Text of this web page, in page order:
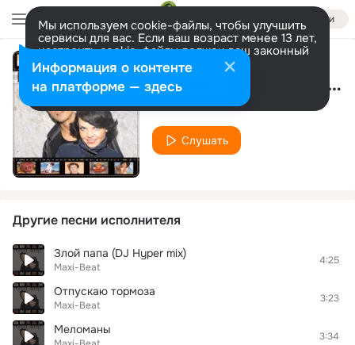
Войти
Мы используем cookie-файлы, чтобы улучшить
сервисы для вас. Если ваш возраст менее 13 лет,
настроить cookie-файлы должен ваш законный
представитель. Больше информации
Разрешить все Настроить Мама я школу сожгу
Maxi-Beat
Слушать
Другие песни исполнителя
Злой папа (DJ Hyper mix)
Maxi-Beat
4:25
Отпускаю тормоза
Maxi-Beat
3:23
Меломаны 3:34
Информация о контенте
на платформе — здесь